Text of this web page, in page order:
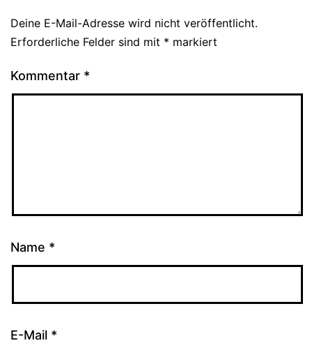
Deine E-Mail-Adresse wird nicht veröffentlicht.
Erforderliche Felder sind mit * markiert
Kommentar *
Name *
E-Mail *